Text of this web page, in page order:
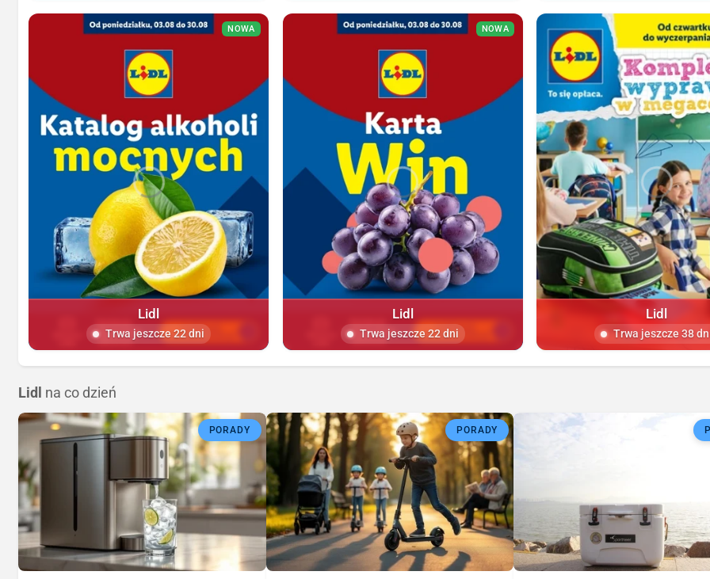
NOWA
Lidl
Trwa jeszcze 22 dni
NOWA
Lidl
Trwa jeszcze 22 dni
Lidl
Trwa jeszcze 38
Lidl na co dzień
PORADY PORADY